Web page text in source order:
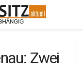
Zwei